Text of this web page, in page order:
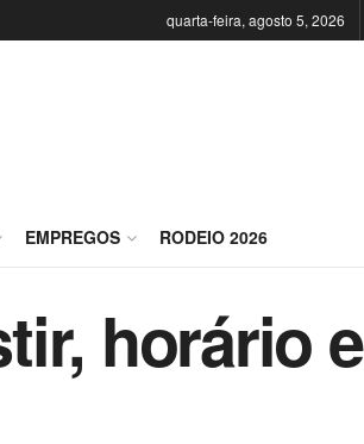
quarta-feira, agosto 5, 2026
EMPREGOS RODEIO 2026
horário e